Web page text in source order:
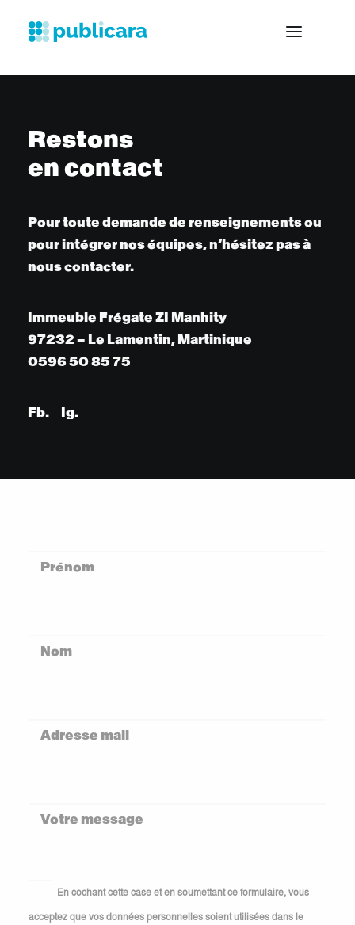
Restons
en contact
Pour toute demande de renseignements ou
pour intégrer nos équipes, n’hésitez pas à
nous contacter.
Immeuble Frégate ZI Manhity
97232 – Le Lamentin, Martinique
0596 50 85 75
Fb. Ig.
En cochant cette case et en soumettant ce formulaire, vous
acceptez que vos données personnelles soient utilisées dans le